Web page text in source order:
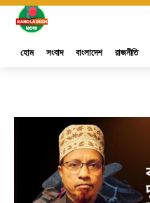
হোম সংবাদ বাংলাদেশ রাজনীতি